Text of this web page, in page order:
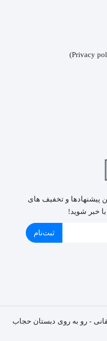
پیشنهادها و تخفیف های
با خبر شوید!
ثبت‌نام
- رو به روی دبستان حجاب